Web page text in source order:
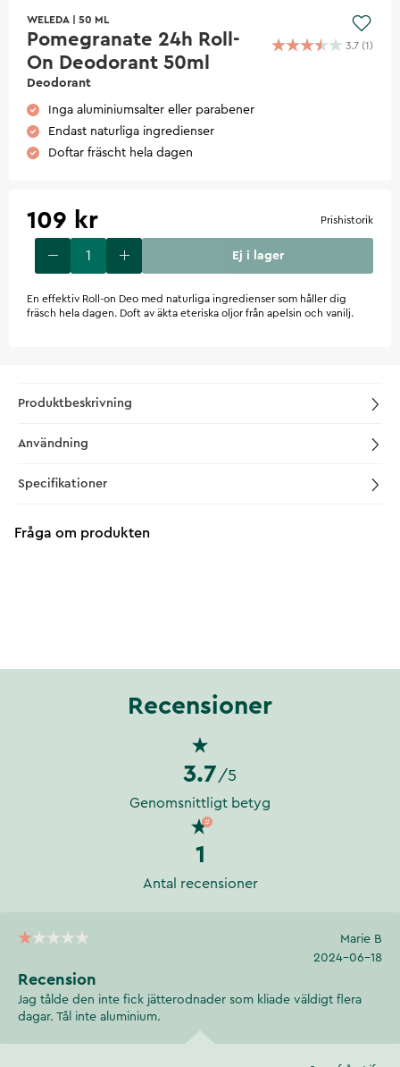
WELEDA 50 ML
Pomegranate 24h Roll-
On Deodorant 50ml
Deodorant
3.7 (1)
Inga aluminiumsalter eller parabener
Endast naturliga ingredienser
Doftar fräscht hela dagen
109 kr Prishistorik
Ej i lager
En effektiv Roll-on Deo med naturliga ingredienser som håller dig
fräsch hela dagen. Doft av äkta eteriska oljor från apelsin och vanilj.
Produktbeskrivning
Användning
Specifikationer
Fråga om produkten
Recensioner
3.7 /5
Genomsnittligt betyg
1
Antal recensioner
Marie B
2024-06-18
Recension
Jag tålde den inte fick jätterodnader som kliade väldigt flera
dagar. Tål inte aluminium.